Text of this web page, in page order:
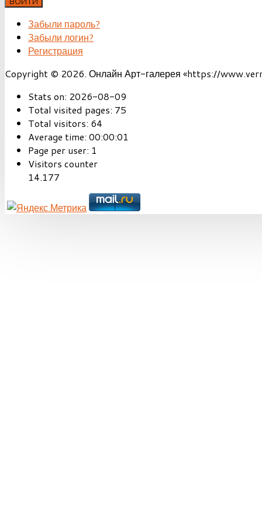
Забыли пароль?
Забыли логин?
Регистрация
Copyright © 2026. Онлайн Арт-галерея «https://
Stats on: 2026-08-09
Total visited pages: 75
Total visitors: 64
Average time: 00:00:01
Page per user: 1
Visitors counter
14.177